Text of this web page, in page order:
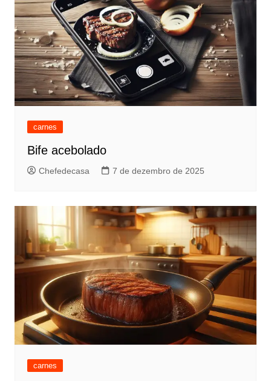
carnes
Bife acebolado
Chefedecasa 7 de dezembro de 2025
carnes